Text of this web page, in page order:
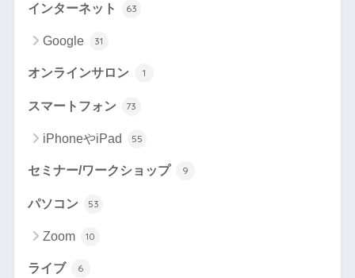
インターネット 63
Google 31
オンラインサロン 1
スマートフォン 73
iPhoneやiPad 55
セミナー/ワークショップ 9
パソコン 53
Zoom 10
ライブ 6